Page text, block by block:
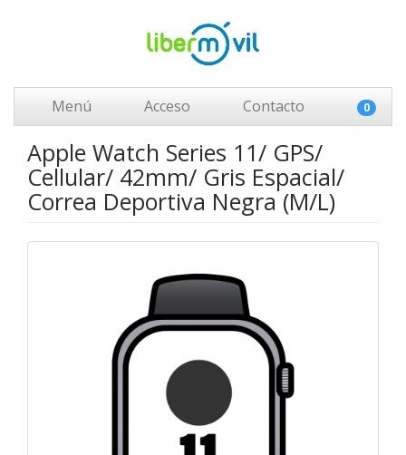
Menú Acceso Contacto 0
Apple Watch Series 11/ GPS/
Cellular/ 42mm/ Gris Espacial/
Correa Deportiva Negra (M/L)